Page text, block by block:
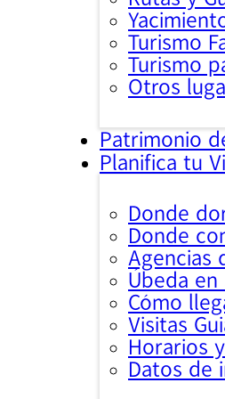
Turismo
Turismo
Otros
Patrimonio
Planifica tu
Donde
Donde
Agencias
Úbeda en
Cómo
Visitas
Horarios
Datos de